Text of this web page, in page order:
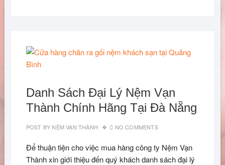
Danh Sách Đại Lý Nệm Vạn
Thành Chính Hãng Tại Đà Nẵng
POST BY NỆM VẠN THÀNH NO COMMENTS
Để thuận tiện cho việc mua hàng công ty Nệm Vạn
Thành xin giới thiệu đến quý khách danh sách đại lý